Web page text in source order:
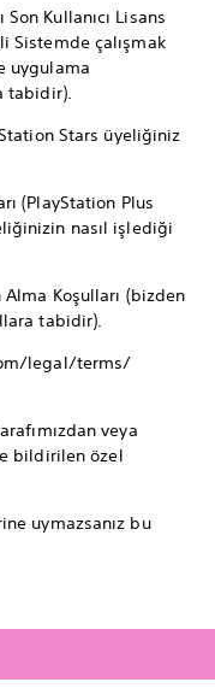
Son Kullanıcı Lisans
Sistemde çalışmak
uygulama
tabidir).
Stars üyeliğiniz
(PlayStation Plus
nasıl işlediği
Alma Koşulları (bizden
tabidir).
legal/terms/
veya
bildirilen özel
uymazsanız bu